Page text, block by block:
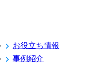
お役立ち情報
事例紹介